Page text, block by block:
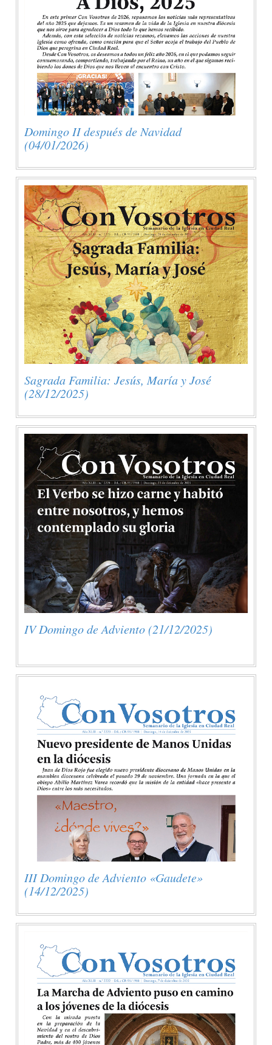
Domingo II después de Navidad
(04/01/2026)
Sagrada Familia: Jesús, María y José
(28/12/2025)
IV Domingo de Adviento (21/12/2025)
III Domingo de Adviento «Gaudete»
(14/12/2025)